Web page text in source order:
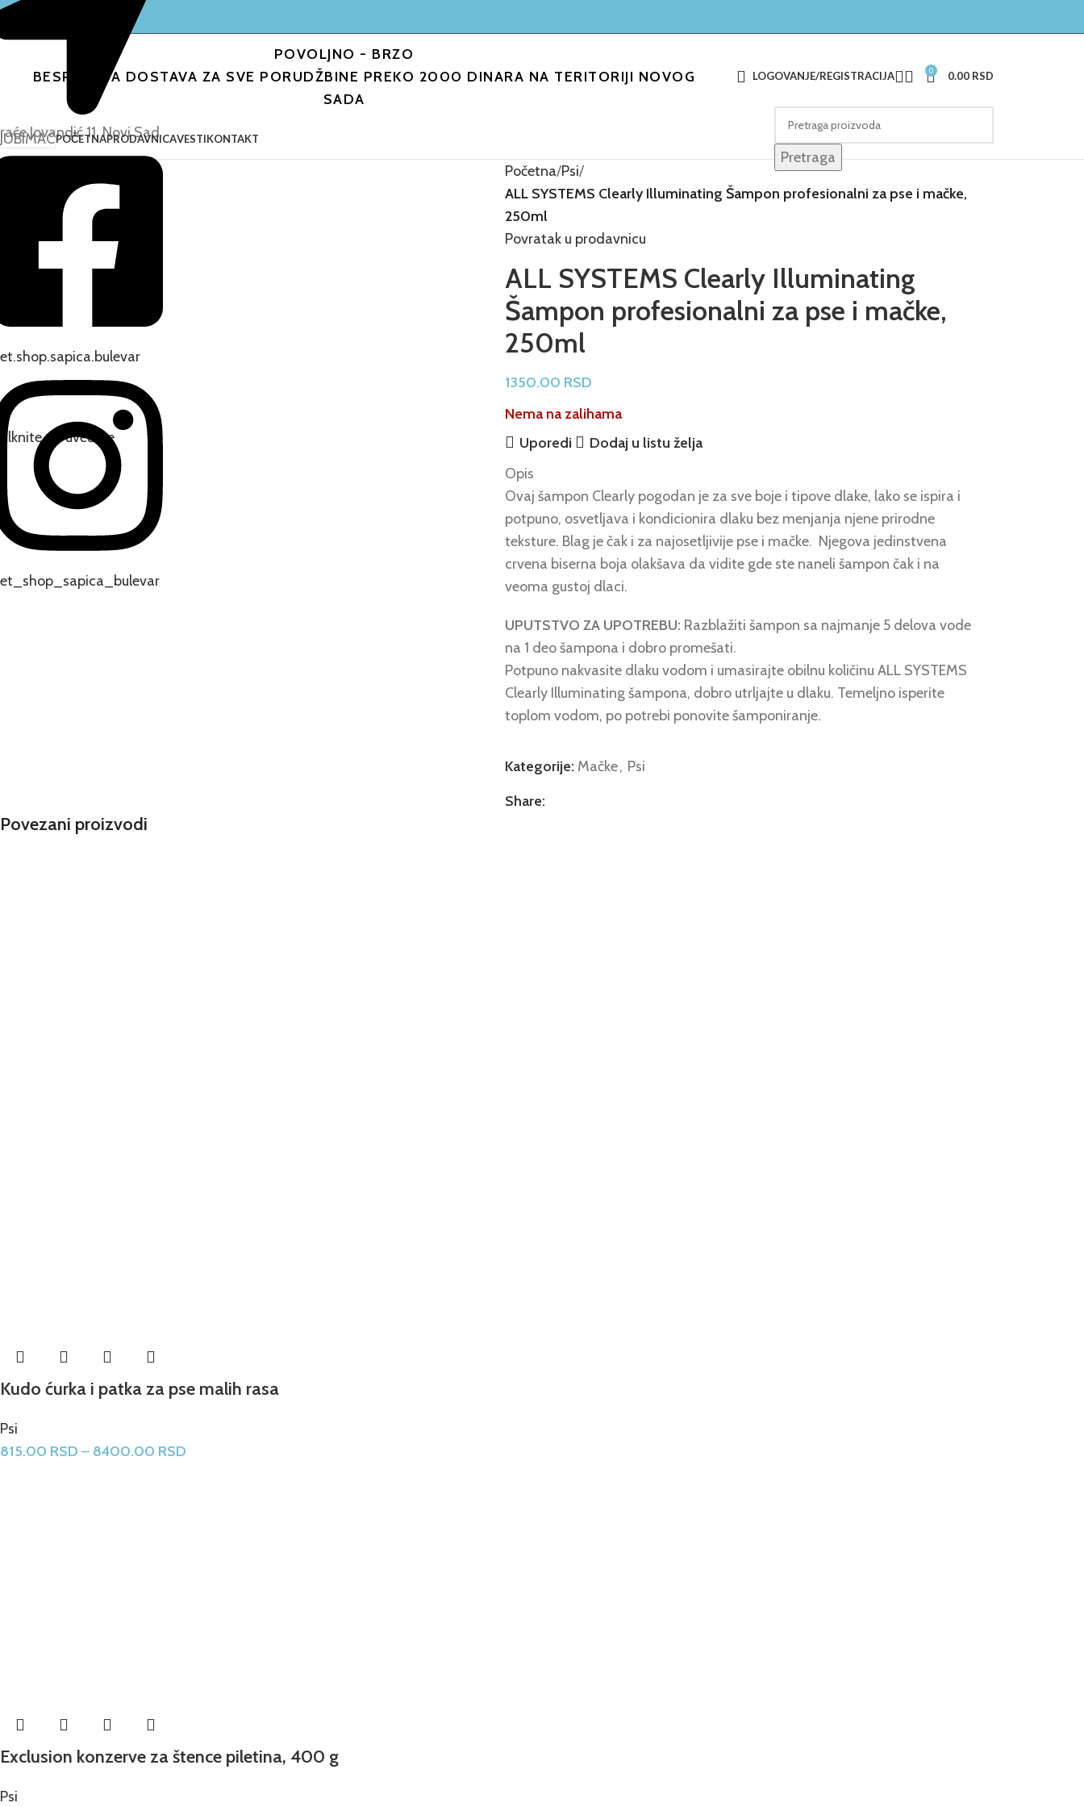
Jovandić 11, Novi Sad
POVOLJNO - BRZO
BESPLATNA DOSTAVA ZA SVE PORUDŽBINE PREKO 2000 DINARA NA TERITORIJI NOVOG
SADA
LOGOVANJE/REGISTRACIJA 0 0.00 RSD
POČETNAPRODAVNICAVESTIKONTAKT
Pretraga
Klknite da uvećate
Početna Psi
ALL SYSTEMS Clearly Illuminating Šampon profesionalni za pse i mačke,
250ml
Povratak u prodavnicu
ALL SYSTEMS Clearly Illuminating
Šampon profesionalni za pse i mačke,
250ml
1350.00 RSD
Nema na zalihama
Uporedi
Dodaj u listu želja
Opis
Ovaj šampon Clearly pogodan je za sve boje i tipove dlake, lako se ispira i
potpuno, osvetljava i kondicionira dlaku bez menjanja njene prirodne
teksture. Blag je čak i za najosetljivije pse i mačke. Njegova jedinstvena
crvena biserna boja olakšava da vidite gde ste naneli šampon čak i na
veoma gustoj dlaci.
UPUTSTVO ZA UPOTREBU: Razblažiti šampon sa najmanje 5 delova vode
na 1 deo šampona i dobro promešati.
Potpuno nakvasite dlaku vodom i umasirajte obilnu količinu ALL SYSTEMS
Clearly Illuminating šampona, dobro utrljajte u dlaku. Temeljno isperite
toplom vodom, po potrebi ponovite šamponiranje.
Kategorije: Mačke, Psi
Share:
Povezani proizvodi
Kudo ćurka i patka za pse malih rasa
Psi
815.00 RSD – 8400.00 RSD
Exclusion konzerve za štence piletina, 400 g
Psi